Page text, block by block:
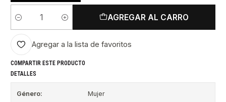
Cantidad
AGREGAR AL CARRO
Agregar a la lista de favoritos
COMPARTIR ESTE PRODUCTO
DETALLES
Género: Mujer